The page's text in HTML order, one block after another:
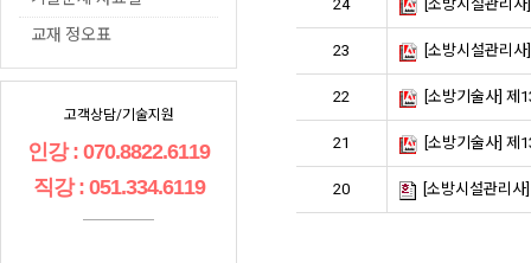
교재 정오표
고객상담/기술지원
인강 : 070.8822.6119
직강 : 051.334.6119
23 [소방시설관리
22 [소방기술사] 제
21 [소방기술사] 제
20 [소방시설관리